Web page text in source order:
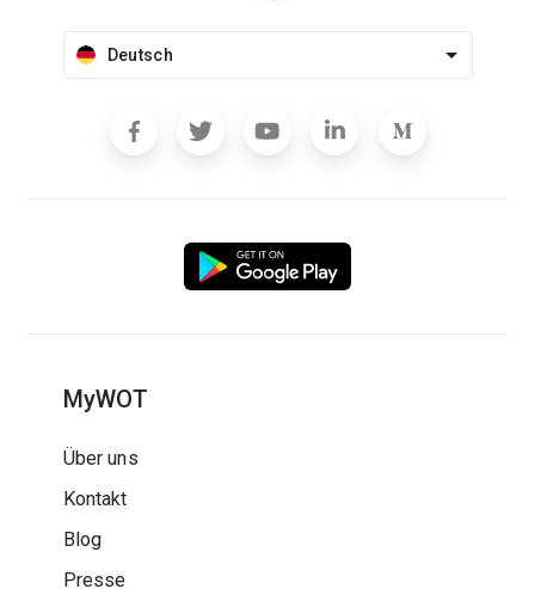
Deutsch
MyWOT
Über uns
Kontakt
Blog
Presse